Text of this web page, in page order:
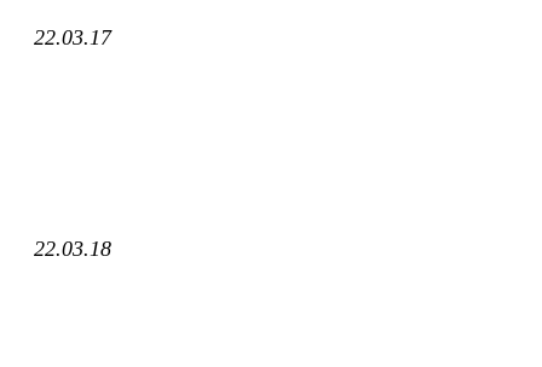
22.03.17
22.03.18